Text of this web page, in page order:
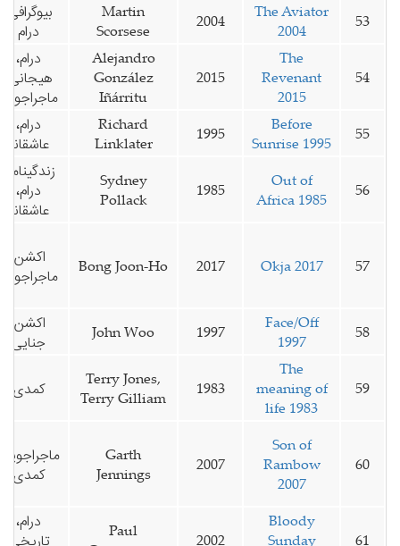
53
The Aviator
2004
2004
Martin
Scorsese
بیوگرافی،
درام
54
The
Revenant
2015
2015
Alejandro
González
Iñárritu
درام،
هیجانی،
55
Before
Sunrise 1995
1995
Richard
Linklater
درام،
عاشقانه
56
Out of
Africa 1985
1985
Sydney
Pollack
زندگینامه،
درام،
عاشقانه
57
Okja 2017
2017
Bong Joon-Ho
اکشن،
58
Face/Off
1997
1997
John Woo
اکشن،
جنایی
59
The
meaning of
life 1983
1983
Terry Jones,
Terry Gilliam
کمدی
60
Son of
Rambow
2007
2007
Garth
Jennings
کمدی
61
Bloody
Sunday
2002
Paul
درام،
تاریخی،